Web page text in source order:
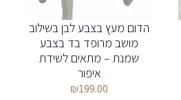
הדום מעץ בצבע לבן בשילוב
מושב מרופד בד בצבע
שמנת – מתאים לשידת
איפור
₪199.00